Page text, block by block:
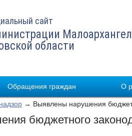
сайт
области
Обращения граждан О
→ Выявлены нарушения
бюджетного